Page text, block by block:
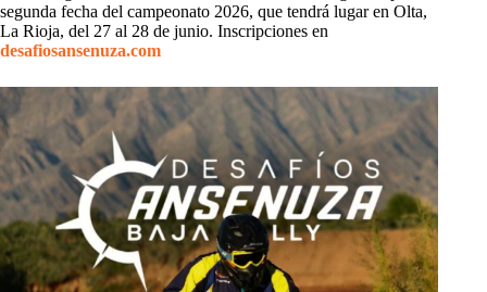
segunda fecha del campeonato 2026, que tendrá lugar en Olta,
La Rioja, del 27 al 28 de junio. Inscripciones en
desafiosansenuza.com